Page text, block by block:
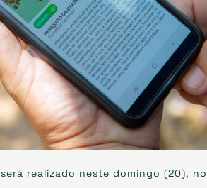
realizado neste domingo (20),